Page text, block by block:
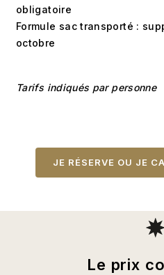
obligatoire
Formule sac transporté :
octobre
Tarifs indiqués par personne
JE RÉSERVE OU JE
Le prix